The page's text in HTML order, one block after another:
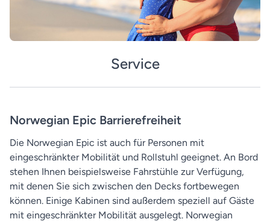
Service
Norwegian Epic Barrierefreiheit
Die Norwegian Epic ist auch für Personen mit
eingeschränkter Mobilität und Rollstuhl geeignet. An Bord
stehen Ihnen beispielsweise Fahrstühle zur Verfügung,
mit denen Sie sich zwischen den Decks fortbewegen
können. Einige Kabinen sind außerdem speziell auf Gäste
mit eingeschränkter Mobilität ausgelegt. Norwegian